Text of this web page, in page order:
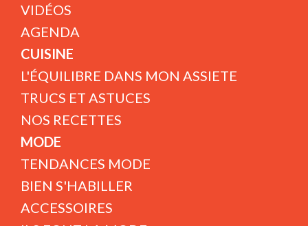
VIDÉOS
AGENDA
CUISINE
L'ÉQUILIBRE DANS MON ASSIETE
TRUCS ET ASTUCES
NOS RECETTES
MODE
TENDANCES MODE
BIEN S'HABILLER
ACCESSOIRES